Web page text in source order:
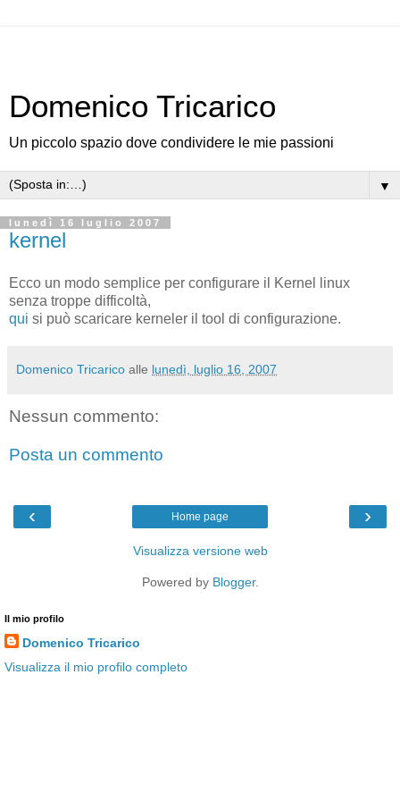
Domenico Tricarico
Un piccolo spazio dove condividere le mie passioni
▼
lunedì 16 luglio 2007
kernel
Ecco un modo semplice per configurare il Kernel linux
senza troppe difficoltà,
qui si può scaricare kerneler il tool di configurazione.
Domenico Tricarico alle lunedì, luglio 16, 2007
Nessun commento:
Posta un commento
‹ ›
Home page
Visualizza versione web
Powered by Blogger.
Il mio profilo
Domenico Tricarico
Visualizza il mio profilo completo